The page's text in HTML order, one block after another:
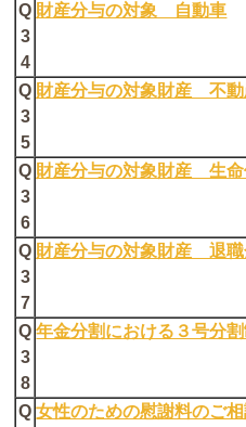
Q
3
4
財産分与の対象 自動車
Q
3
5
財産分与の対象財産 不動
Q
3
6
財産分与の対象財産 生
Q
3
7
財産分与の対象財産 退職
Q
3
8
年金分割における３号分
Q 女性のための慰謝料のご